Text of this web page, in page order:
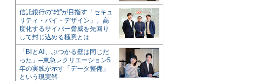
信託銀行の“雄”が目指す「セキュ
リティ・バイ・デザイン」。高
度化するサイバー脅威を先回り
して封じ込める極意とは
「BIとAI、ぶつかる壁は同じだ
った」─東急レクリエーション5
年の実践が示す「データ整備」
という現実解